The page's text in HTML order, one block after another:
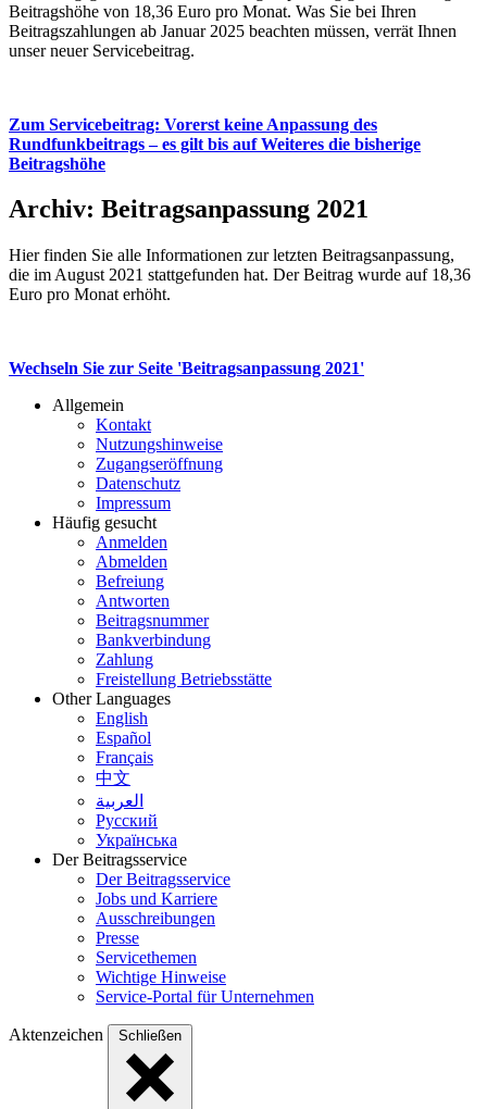
Beitrags­höhe von 18,36 Euro pro Monat. Was Sie bei Ihren
Beitrags­zahlungen ab Januar 2025 be­achten müssen, verrät Ihnen
unser neuer Service­beitrag.
Zum Servicebeitrag: Vorerst keine Anpassung des
Rundfunkbeitrags – es gilt bis auf Weiteres die bisherige
Beitragshöhe
Archiv: Beitragsanpassung 2021
Hier finden Sie alle Informa­tionen zur letzten Beitrags­an­passung,
die im August 2021 statt­ge­funden hat. Der Beitrag wurde auf 18,36
Euro pro Monat er­höht.
Wechseln Sie zur Seite 'Beitragsanpassung 2021'
Allgemein
Kontakt
Nutzungshinweise
Zugangseröffnung
Datenschutz
Impressum
Häufig gesucht
Anmelden
Abmelden
Befreiung
Antworten
Beitragsnummer
Bankverbindung
Zahlung
Freistellung Betriebsstätte
Other Languages
English
Español
Français
中文
العربية
Русский
Українська
Der Beitragsservice
Der Beitragsservice
Jobs und Karriere
Ausschreibungen
Presse
Servicethemen
Wichtige Hinweise
Service-Portal für Unternehmen
Aktenzeichen Schließen